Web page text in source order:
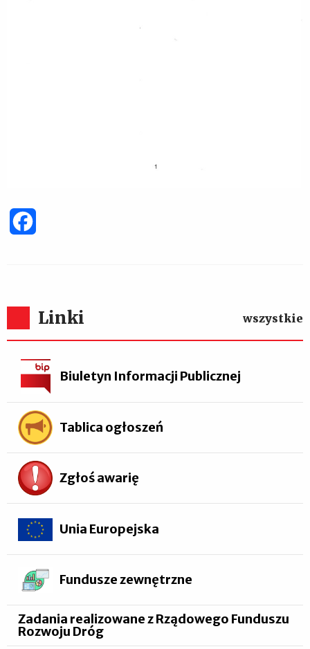
Linki wszystkie
Biuletyn Informacji Publicznej
Tablica ogłoszeń
Zgłoś awarię
Unia Europejska
Fundusze zewnętrzne
Zadania realizowane z Rządowego Funduszu
Rozwoju Dróg